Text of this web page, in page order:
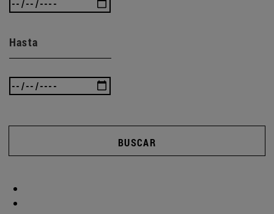
Hasta
BUSCAR